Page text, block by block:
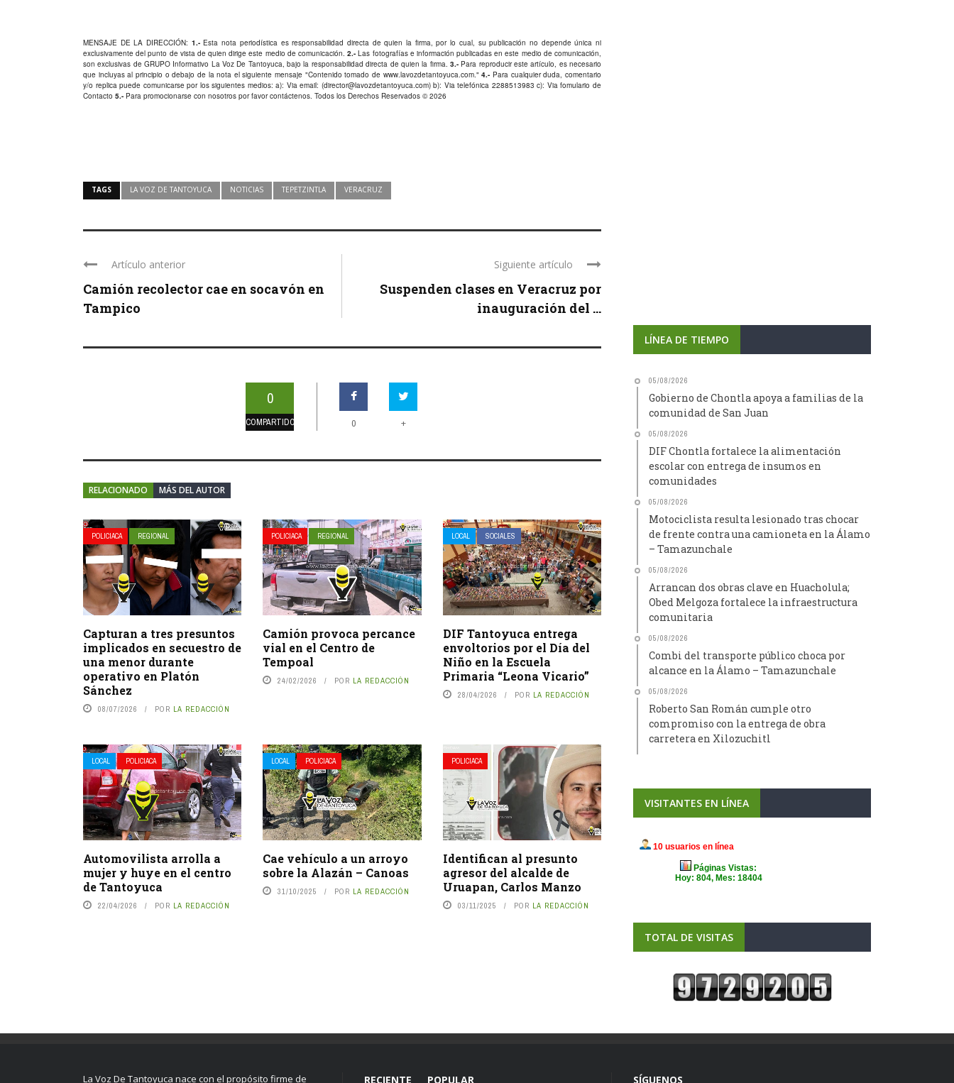
MENSAJE DE LA DIRECCIÓN: 1.-Esta nota periodística es responsabilidad directa de quien la firma, por lo cual, su publicación no depende única ni
exclusivamente del punto de vista de quien dirige este medio de comunicación.2.- Las fotografías e información publicadas en este medio de comunicación,
son exclusivas de GRUPO Informativo La Voz De Tantoyuca, bajo la responsabilidad directa de quien la firma. 3.-Para reproducir este artículo, es necesario
que incluyas al principio o debajo de la nota el siguiente mensaje "Contenido tomado de www.lavozdetantoyuca.com."4.- Para cualquier duda, comentario
y/o replica puede comunicarse por los siguientes medios: a): Via email: (director@lavozdetantoyuca.com) b): Via telefónica 2288513983 c): Via fomulario de
Contacto 5.- Para promocionarse con nosotros por favorcontáctenos . Todos los Derechos Reservados © 2026
TAGS LA VOZ DE TANTOYUCA NOTICIAS TEPETZINTLA VERACRUZ
Artículo anterior
Camión recolector cae en socavón en
Tampico
Siguiente artículo
Suspenden clases en Veracruz por
inauguración del ...
0
COMPARTIDOS 0 +
RELACIONADO MÁS DEL AUTOR
POLICIACA REGIONAL
Capturan a tres presuntos
implicados en secuestro de
una menor durante
operativo en Platón
Sánchez
08/07/2026 POR LA REDACCIÓN
POLICIACA REGIONAL
Camión provoca percance
vial en el Centro de
Tempoal
24/02/2026 POR LA REDACCIÓN
LOCAL SOCIALES
DIF Tantoyuca entrega
envoltorios por el Día del
Niño en la Escuela
Primaria “Leona Vicario”
28/04/2026 POR LA REDACCIÓN
LOCAL POLICIACA
Automovilista arrolla a
mujer y huye en el centro
de Tantoyuca
22/04/2026 POR LA REDACCIÓN
LOCAL POLICIACA
Cae vehículo a un arroyo
sobre la Alazán – Canoas
31/10/2025 POR LA REDACCIÓN
POLICIACA
Identifican al presunto
agresor del alcalde de
Uruapan, Carlos Manzo
03/11/2025 POR LA REDACCIÓN
LÍNEA DE TIEMPO
05/08/2026
Gobierno de Chontla apoya a familias de la
comunidad de San Juan
05/08/2026
DIF Chontla fortalece la alimentación
escolar con entrega de insumos en
comunidades
05/08/2026
Motociclista resulta lesionado tras chocar
de frente contra una camioneta en la Álamo
– Tamazunchale
05/08/2026
Arrancan dos obras clave en Huacholula;
Obed Melgoza fortalece la infraestructura
comunitaria
05/08/2026
Combi del transporte público choca por
alcance en la Álamo – Tamazunchale
05/08/2026
Roberto San Román cumple otro
compromiso con la entrega de obra
carretera en Xilozuchitl
VISITANTES EN LÍNEA
TOTAL DE VISITAS
La Voz De Tantoyuca nace con el propósito firme de RECIENTE POPULAR SÍGUENOS